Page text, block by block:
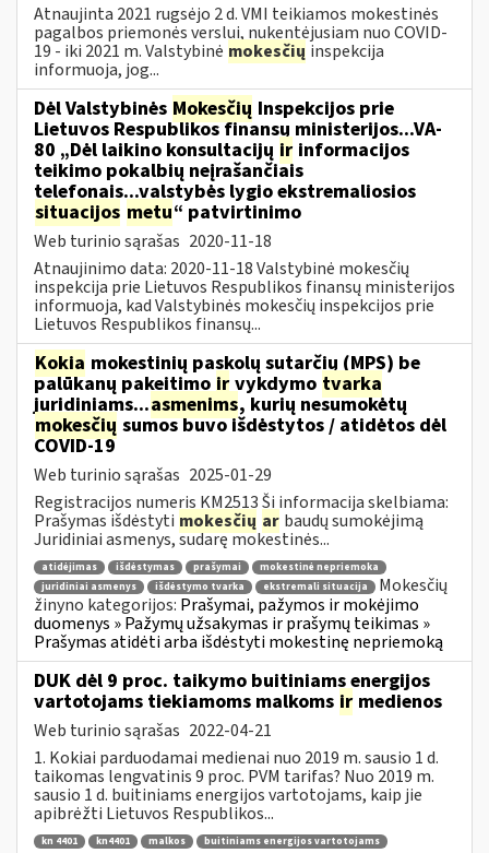
Atnaujinta 2021 rugsėjo 2 d. VMI teikiamos mokestinės
pagalbos priemonės verslui, nukentėjusiam nuo COVID-
19 - iki 2021 m. Valstybinė mokesčių inspekcija
informuoja, jog...
Dėl Valstybinės Mokesčių Inspekcijos prie
Lietuvos Respublikos finansų ministerijos...VA-
80 „Dėl laikino konsultacijų ir informacijos
teikimo pokalbių neįrašančiais
telefonais...valstybės lygio ekstremaliosios
situacijos metu“ patvirtinimo
Web turinio sąrašas 2020-11-18
Atnaujinimo data: 2020-11-18 Valstybinė mokesčių
inspekcija prie Lietuvos Respublikos finansų ministerijos
informuoja, kad Valstybinės mokesčių inspekcijos prie
Lietuvos Respublikos finansų...
Kokia mokestinių paskolų sutarčių (MPS) be
palūkanų pakeitimo ir vykdymo tvarka
juridiniams...asmenims, kurių nesumokėtų
mokesčių sumos buvo išdėstytos / atidėtos dėl
COVID-19
Web turinio sąrašas 2025-01-29
Registracijos numeris KM2513 Ši informacija skelbiama:
Prašymas išdėstyti mokesčių ar baudų sumokėjimą
Juridiniai asmenys, sudarę mokestinės...
atidėjimas išdėstymas prašymai
mokestinė nepriemoka
juridiniai asmenys
išdėstymo tvarka ekstremali situacija
Mokesčių
žinyno kategorijos: Prašymai, pažymos ir mokėjimo
duomenys » Pažymų užsakymas ir prašymų teikimas »
Prašymas atidėti arba išdėstyti mokestinę nepriemoką
DUK dėl 9 proc. taikymo buitiniams energijos
vartotojams tiekiamoms malkoms ir medienos
Web turinio sąrašas 2022-04-21
1. Kokiai parduodamai medienai nuo 2019 m. sausio 1 d.
taikomas lengvatinis 9 proc. PVM tarifas? Nuo 2019 m.
sausio 1 d. buitiniams energijos vartotojams, kaip jie
apibrėžti Lietuvos Respublikos...
kn 4401 kn4401 malkos buitiniams energijos vartotojams